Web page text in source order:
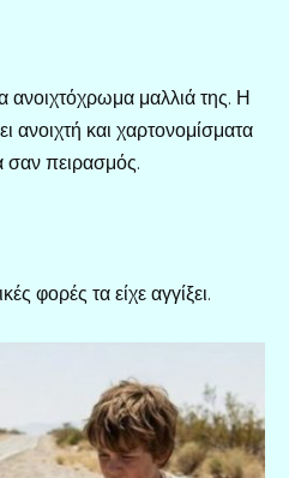
μαλλιά της. Η
ανοιχτή και χαρτονομίσματα
σαν πειρασμός.
φορές τα είχε αγγίξει.